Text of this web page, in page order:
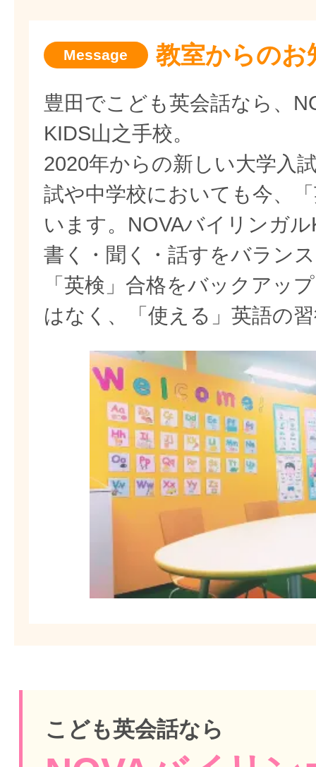
教室からのお
豊田でこども英会話なら、
KIDS山之手校。
2020年からの新しい大学入
試や中学校においても今、
います。NOVAバイリンガ
書く・聞く・話すをバラン
「英検」合格をバックアッ
はなく、「使える」英語の
こども英会話なら